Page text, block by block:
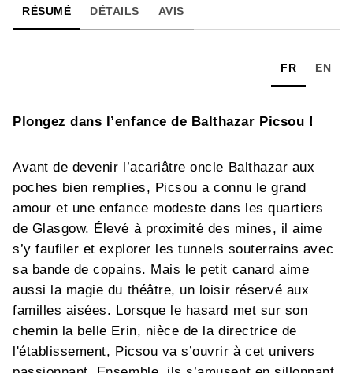
RÉSUMÉ DÉTAILS AVIS
FR EN
Plongez dans l’enfance de Balthazar Picsou !
Avant de devenir l’acariâtre oncle Balthazar aux
poches bien remplies, Picsou a connu le grand
amour et une enfance modeste dans les quartiers
de Glasgow. Élevé à proximité des mines, il aime
s’y faufiler et explorer les tunnels souterrains avec
sa bande de copains. Mais le petit canard aime
aussi la magie du théâtre, un loisir réservé aux
familles aisées. Lorsque le hasard met sur son
chemin la belle Erin, nièce de la directrice de
l'établissement, Picsou va s’ouvrir à cet univers